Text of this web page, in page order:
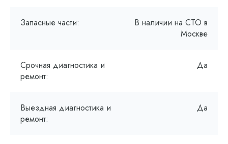
Запасные части:
В наличии на СТО в
Москве
Срочная диагностика и
ремонт:
Да
Выездная диагностика и
ремонт:
Да